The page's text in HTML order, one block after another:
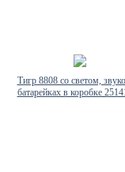
Тигр 8808 со светом,
батарейках в коробке